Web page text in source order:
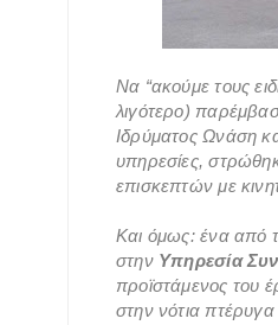
Να “ακούμε τους
λιγότερο)
Ιδρύματος Ωνάση
υπηρεσίες,
επισκεπτών με
Και όμως: ένα από
στην Υπηρεσία
προϊστάμενος του
στην νότια